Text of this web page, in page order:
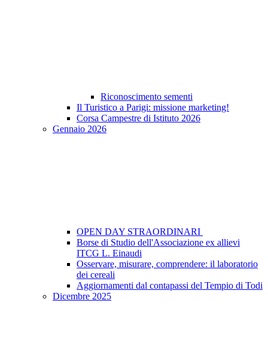
Riconoscimento sementi
Il Turistico a Parigi: missione marketing!
Corsa Campestre di Istituto 2026
Gennaio 2026
OPEN DAY STRAORDINARI
Borse di Studio dell'Associazione ex allievi
ITCG L. Einaudi
Osservare, misurare, comprendere: il laboratorio
dei cereali
Aggiornamenti dal contapassi del Tempio di Todi
Dicembre 2025